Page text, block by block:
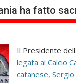
ha fatto
Il Presidente
legata al Calcio
catanese, Sergio